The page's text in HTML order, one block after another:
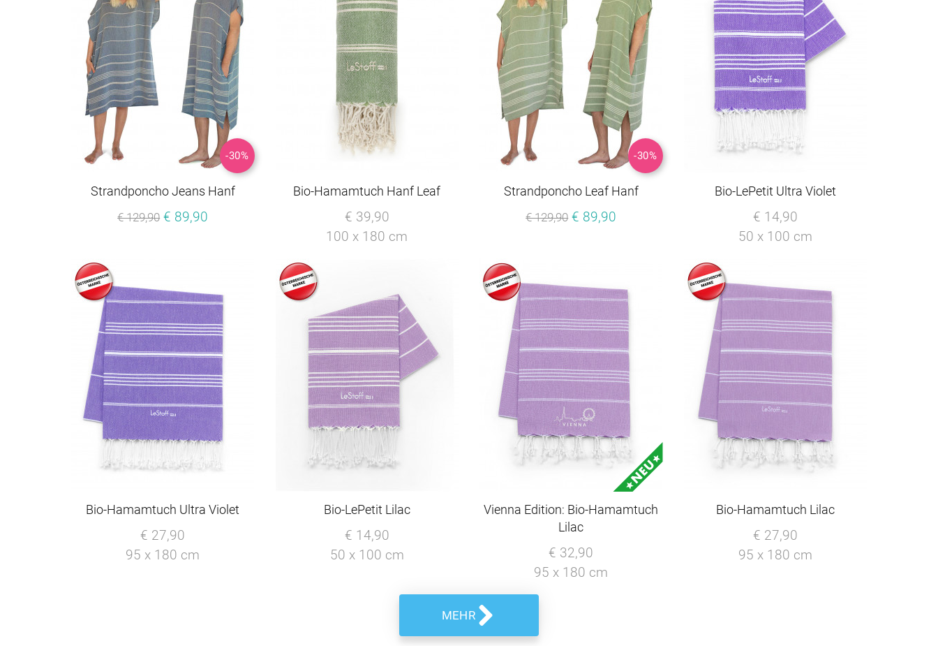
-30%
Strandponcho Jeans Hanf
€ 129,90 € 89,90
Bio-Hamamtuch Hanf Leaf
€ 39,90
100 x 180 cm
-30%
Strandponcho Leaf Hanf
€ 129,90 € 89,90
Bio-LePetit Ultra Violet
€ 14,90
50 x 100 cm
Bio-Hamamtuch Ultra Violet
€ 27,90
95 x 180 cm
Bio-LePetit Lilac
€ 14,90
50 x 100 cm
Vienna Edition: Bio-Hamamtuch
Lilac
€ 32,90
95 x 180 cm
Bio-Hamamtuch Lilac
€ 27,90
95 x 180 cm
MEHR